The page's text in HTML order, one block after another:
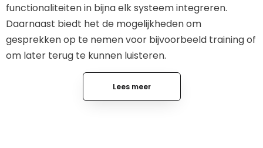
functionaliteiten in bijna elk systeem integreren.
Daarnaast biedt het de mogelijkheden om
gesprekken op te nemen voor bijvoorbeeld training of
om later terug te kunnen luisteren.
Lees meer